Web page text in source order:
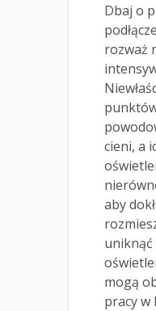
Dbaj o
rozważ
cieni, a
aby
uniknąć
mogą
pracy w